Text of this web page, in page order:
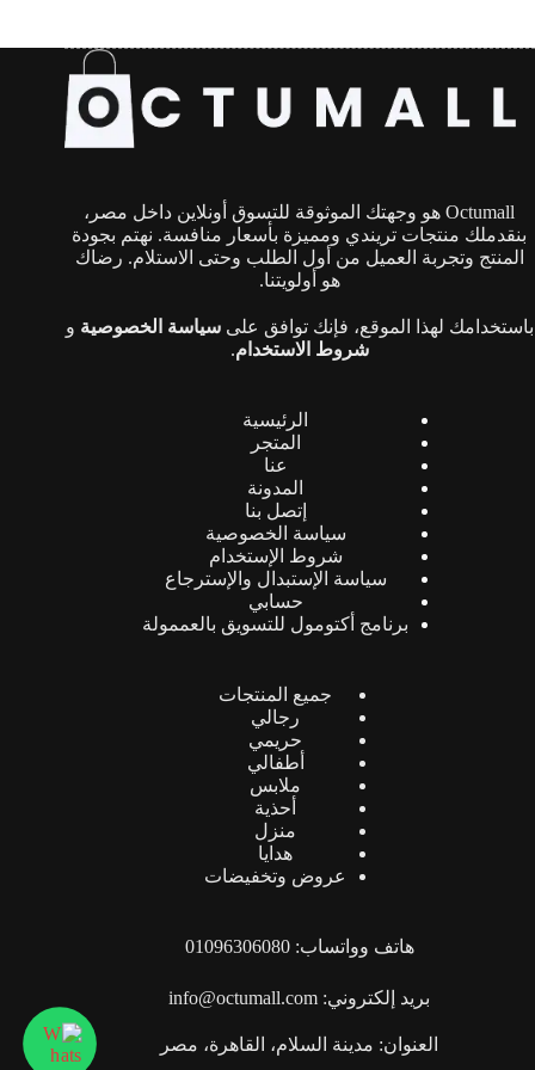
يمكن
اختيار
المنتج
Octumall هو وجهتك الموثوقة للتسوق أونلاين داخل مصر،
بنقدملك منتجات تريندي ومميزة بأسعار منافسة. نهتم بجودة
المنتج وتجربة العميل من أول الطلب وحتى الاستلام. رضاك
هو أولويتنا.
باستخدامك لهذا الموقع، فإنك توافق علىسياسة الخصوصية و
شروط الاستخدام.
الرئيسية
المتجر
عنا
المدونة
إتصل بنا
سياسة الخصوصية
شروط الإستخدام
سياسة الإستبدال والإسترجاع
حسابي
برنامج أكتومول للتسويق بالعممولة
جميع المنتجات
رجالي
حريمي
أطفالي
ملابس
أحذية
منزل
هدايا
عروض وتخفيضات
هاتف وواتساب: 01096306080
بريد إلكتروني: info@octumall.com
العنوان: مدينة السلام، القاهرة، مصر